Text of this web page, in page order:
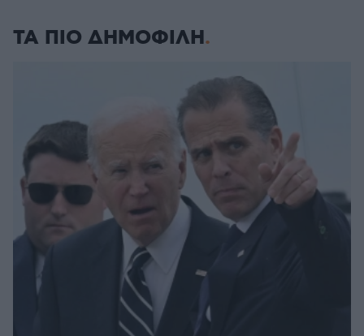
ΤΑ ΠΙΟ ΔΗΜΟΦΙΛΗ